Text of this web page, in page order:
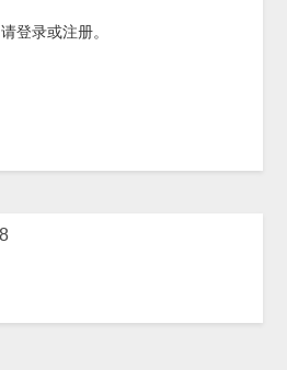
登录或注册。